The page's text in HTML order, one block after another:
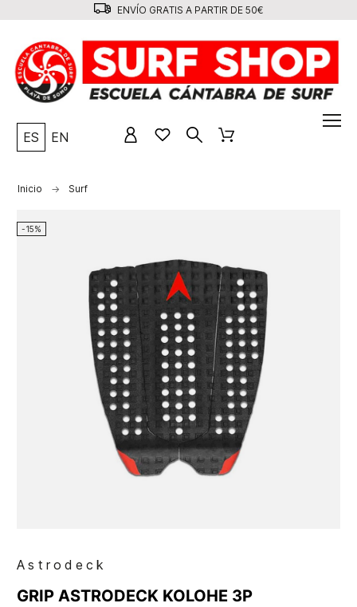
ENVÍO GRATIS A PARTIR DE 50€
ES EN
Inicio Surf
-15%
Astrodeck
GRIP ASTRODECK KOLOHE 3P